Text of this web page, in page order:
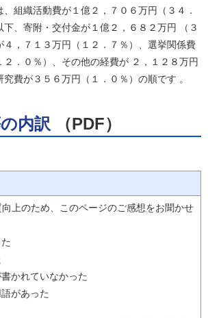
組織活動費が１億２，７０６万円（３４．
下、寄附・交付金が１億２，６８２万円 （３
４，７１３万円（１２．７％）、選挙関係費
．０％）、その他の経費が ２，１２８万円
究費が３５６万円（１．０％）の順です 。
内訳 （PDF）
上のため、このページのご感想をお聞かせ
かれていなかった
があった